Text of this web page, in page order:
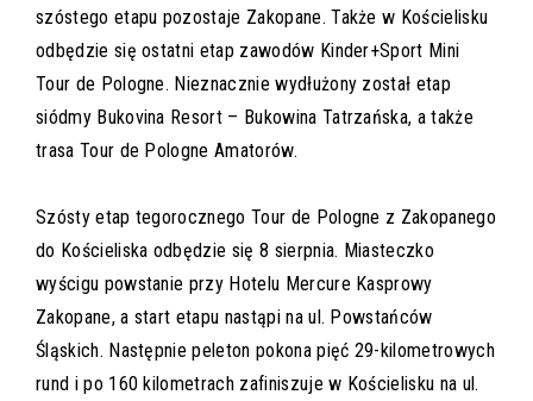
szóstego etapu pozostaje Zakopane. Także w Kościelisku
odbędzie się ostatni etap zawodów Kinder+Sport Mini
Tour de Pologne. Nieznacznie wydłużony został etap
siódmy Bukovina Resort – Bukowina Tatrzańska, a także
trasa Tour de Pologne Amatorów.
Szósty etap tegorocznego Tour de Pologne z Zakopanego
do Kościeliska odbędzie się 8 sierpnia. Miasteczko
wyścigu powstanie przy Hotelu Mercure Kasprowy
Zakopane, a start etapu nastąpi na ul. Powstańców
Śląskich. Następnie peleton pokona pięć 29-kilometrowych
rund i po 160 kilometrach zafiniszuje w Kościelisku na ul.